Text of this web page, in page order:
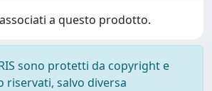
a questo prodotto.
sono protetti da copyright e
salvo diversa